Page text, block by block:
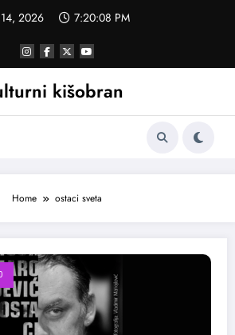
2026 7:20:09 PM
kišobran
Home ostaci sveta